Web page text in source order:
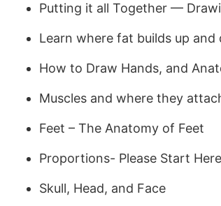
Putting it all Together —
Learn where fat builds up
How to Draw Hands, and
Muscles and where they
Feet – The Anatomy of Feet
Proportions- Please Start Here
Skull, Head, and Face